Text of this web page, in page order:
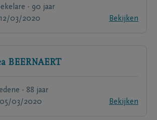
- 90 jaar
12/03/2020
Bekijken
BEERNAERT
- 88 jaar
05/03/2020
Bekijken